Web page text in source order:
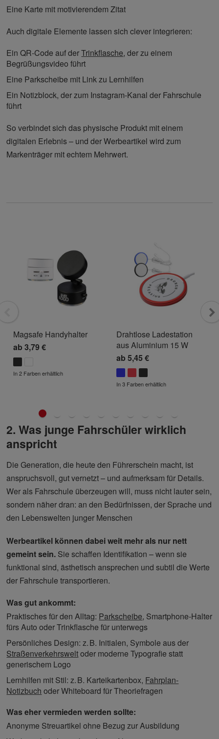
Eine Karte mit motivierendem Zitat
Auch digitale Elemente lassen sich clever integrieren:
Ein QR-Code auf derTrinkflasche, der zu einem
Begrüßungsvideo führt
Eine Parkscheibe mit Link zu Lernhilfen
Ein Notizblock, der zum Instagram-Kanal der Fahrschule
führt
So verbindet sich das physische Produkt mit einem
digitalen Erlebnis – und der Werbeartikel wird zum
Markenträger mit echtem Mehrwert.
Magsafe Handyhalter
ab 3,79 €
In 2 Farben erhältlich
Drahtlose Ladestation
aus Aluminium 15 W
ab 5,45 €
In 3 Farben erhältlich
2. Was junge Fahrschüler wirklich
anspricht
Die Generation, die heute den Führerschein macht, ist
anspruchsvoll, gut vernetzt – und aufmerksam für Details.
Wer als Fahrschule überzeugen will, muss nicht lauter sein,
sondern näher dran: an den Bedürfnissen, der Sprache und
den Lebenswelten junger Menschen
Werbeartikel können dabei weit mehr als nur nett
gemeint sein. Sie schaffen Identifikation – wenn sie
funktional sind, ästhetisch ansprechen und subtil die Werte
der Fahrschule transportieren.
Was gut ankommt:
Praktisches für den Alltag: Parkscheibe, Smartphone-Halter
fürs Auto oder Trinkflasche für unterwegs
Persönliches Design: z. B. Initialen, Symbole aus der
Straßenverkehrsweltoder moderne Typografie statt
generischem Logo
Lernhilfen mit Stil: z. B. Karteikartenbox, Fahrplan-
Notizbuch oder Whiteboard für Theoriefragen
Was eher vermieden werden sollte:
Anonyme Streuartikel ohne Bezug zur Ausbildung